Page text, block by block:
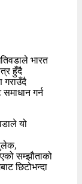
भारत
हुँदै
गराउँदै
समाधान गर्न
यो
सम्झौताको
छिटोभन्दा